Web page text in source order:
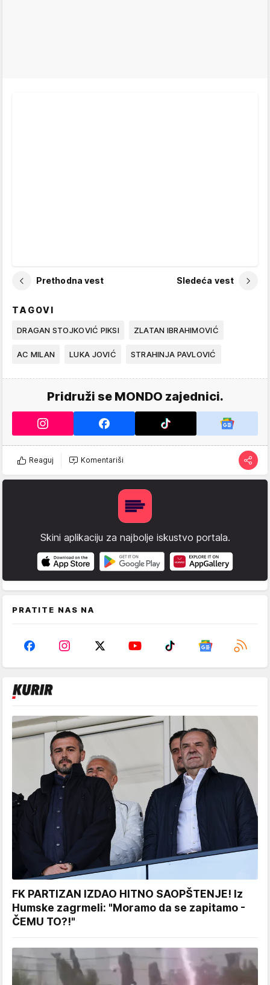
Prethodna vest Sledeća vest
TAGOVI
DRAGAN STOJKOVIĆ PIKSI ZLATAN IBRAHIMOVIĆ
AC MILAN LUKA JOVIĆ STRAHINJA PAVLOVIĆ
Pridruži se MONDO zajednici.
Reaguj Komentariši
Skini aplikaciju za najbolje iskustvo portala.
PRATITE NAS NA
FK PARTIZAN IZDAO HITNO SAOPŠTENJE! Iz
Humske zagrmeli: "Moramo da se zapitamo -
ČEMU TO?!"